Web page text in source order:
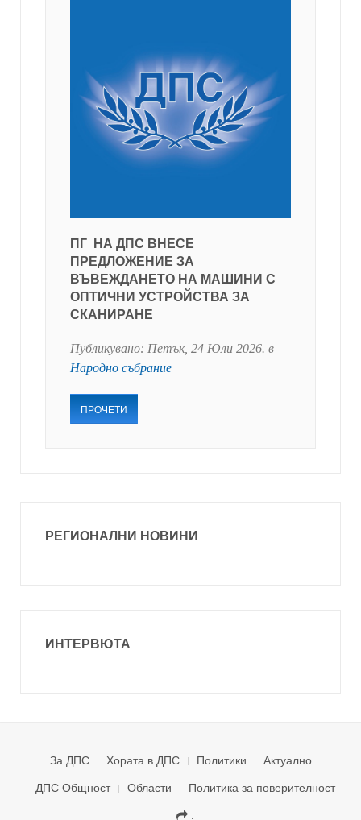
ПГ НА ДПС ВНЕСЕ
ПРЕДЛОЖЕНИЕ ЗА
ВЪВЕЖДАНЕТО НА МАШИНИ С
ОПТИЧНИ УСТРОЙСТВА ЗА
СКАНИРАНЕ
Публикувано: Петък, 24 Юли 2026. в
Народно събрание
ПРОЧЕТИ
РЕГИОНАЛНИ НОВИНИ
ИНТЕРВЮТА
За ДПС Хората в ДПС Политики
Актуално
ДПС Общност
Области
Политика за поверителност
.